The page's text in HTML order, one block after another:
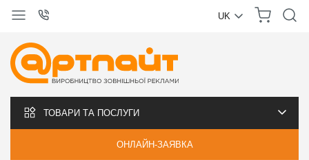
UK
ТОВАРИ ТА ПОСЛУГИ
ОНЛАЙН-ЗАЯВКА